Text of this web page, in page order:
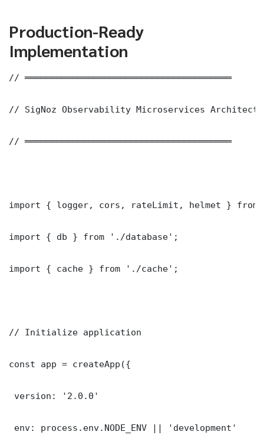
Production-Ready
Implementation
// ═══════════════════════════════════════
// SigNoz Observability Microservices
// ═══════════════════════════════════════
import { logger, cors, rateLimit, helmet } from
import { db } from './database';
import { cache } from './cache';
// Initialize application
const app = createApp({
version: '2.0.0'
env: process.env.NODE_ENV || 'development'